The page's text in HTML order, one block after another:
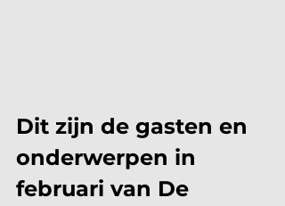
Dit zijn de gasten en
onderwerpen in
februari van De